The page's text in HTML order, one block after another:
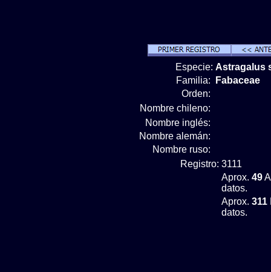
Especie: Astragalus
Familia:
Fabaceae
Orden:
Nombre chileno:
Nombre inglés:
Nombre alemán:
Nombre ruso:
Registro: 3111
Aprox. 49
datos.
Aprox. 311
datos.